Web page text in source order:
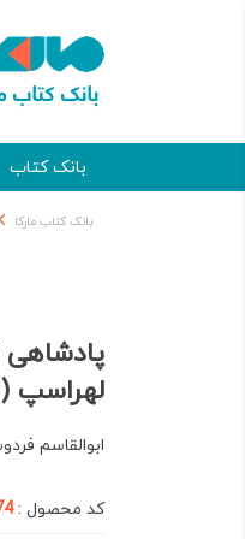
بانک کتاب
بانک کتاب مارکا
لهراسپ
ابوالقاسم
کد محصول :